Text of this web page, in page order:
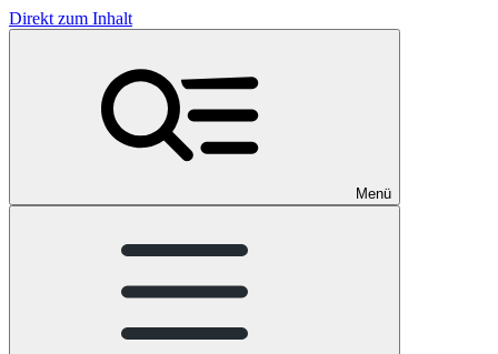
Direkt zum Inhalt
Menü